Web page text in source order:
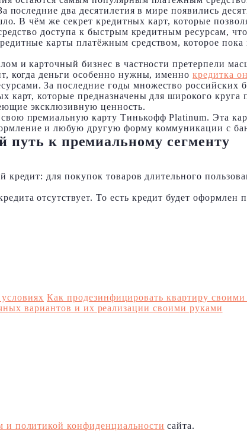
последние два десятилетия в мире появились
В чём же секрет кредитных карт, которые
доступа к быстрым кредитным ресурсам,
карты платёжным средством, которое
и карточный бизнес в частности претерпели
когда деньги особенно нужны, именнокредитка
За последние годы множество российских
которые предназначены для широкого круга
эксклюзивную ценность.
премиальную карту Тинькофф Platinum. Эта
и любую другую форму коммуникации с
к премиальному сегменту
для покупок товаров длительного
отсутствует. То есть кредит будет оформлен
Как продезинфицировать квартиру
вариантов и их реализации своими руками
и политикой конфиденциальности сайта.